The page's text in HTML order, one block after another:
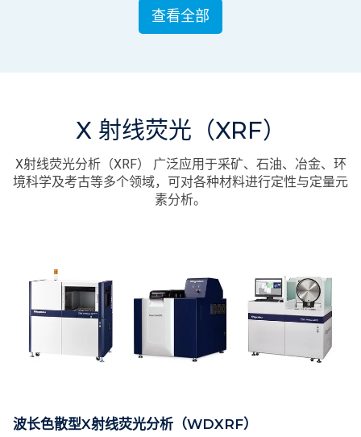
查看全部
X 射线荧光（XRF）
X射线荧光分析（XRF） 广泛应用于采矿、石油、冶金、环
境科学及考古等多个领域，可对各种材料进行定性与定量元
素分析。
波长色散型X射线荧光分析（WDXRF）